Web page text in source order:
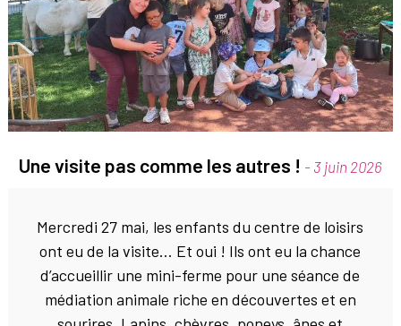
Une visite pas comme les autres ! - 3 juin 2026
Mercredi 27 mai, les enfants du centre de loisirs
ont eu de la visite… Et oui ! Ils ont eu la chance
d’accueillir une mini-ferme pour une séance de
médiation animale riche en découvertes et en